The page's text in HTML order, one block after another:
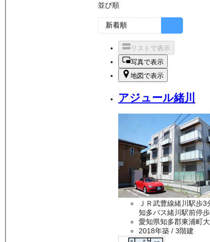
並び順
リストで表示
写真で表示
地図で表示
アジュール緒川
ＪＲ武豊線緒川駅歩3
知多バス緒川駅前停
愛知県知多郡東浦町
2018年築 / 3階建